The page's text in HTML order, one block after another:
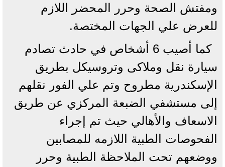
ومفتش الصحة وحرر المحضر اللازم
للعرض علي الجهات المختصة.
كما أصيب 6 أشخاص في حادث تصادم
سيارة نقل وملاكى وتروسيكل بطريق
الإسكندرية مطروح وتم علي الفور نقلهم
إلى مستشفي الضبعة المركزي عن طريق
الاسعاف والأهالي حيث تم إجراء
الفحوصات الطبية اللازمه للمصابين
ووضعهم تحت الملاحظة الطبية وحرر